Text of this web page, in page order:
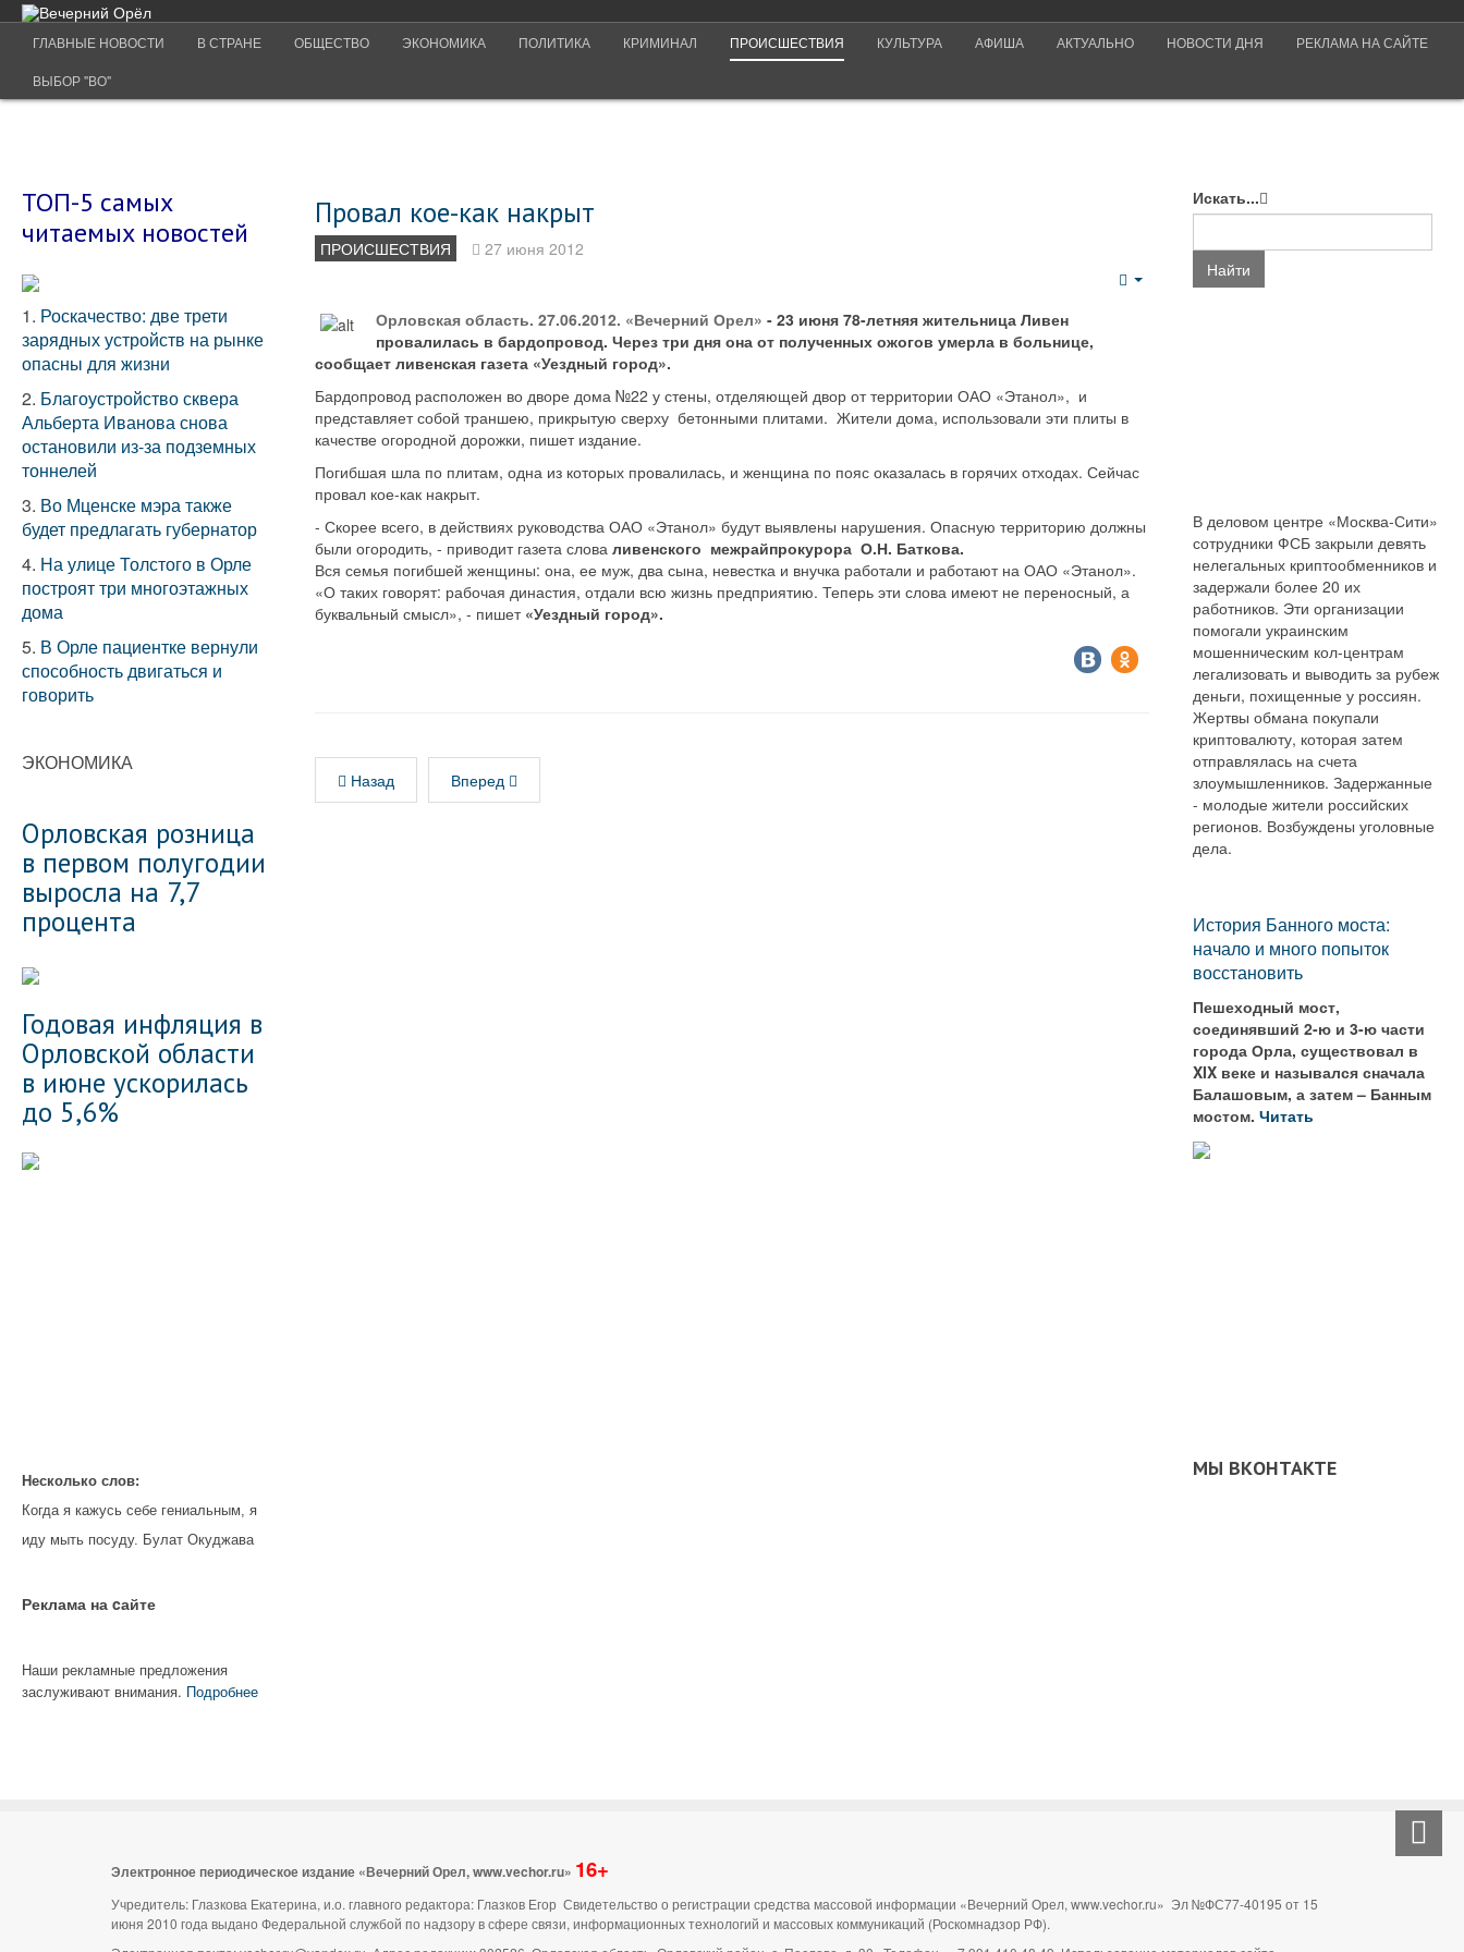
ГЛАВНЫЕ НОВОСТИ В СТРАНЕ ОБЩЕСТВО ЭКОНОМИКА ПОЛИТИКА КРИМИНАЛ ПРОИСШЕСТВИЯ КУЛЬТУРА АФИША АКТУАЛЬНО НОВОСТИ ДНЯ РЕКЛАМА НА САЙТЕ
ВЫБОР "ВО"
Провал кое-как накрыт
ПРОИСШЕСТВИЯ 27 июня 2012
Орловская область. 27.06.2012. «Вечерний Орел» - 23 июня 78-летняя жительница Ливен
провалилась в бардопровод. Через три дня она от полученных ожогов умерла в больнице,
сообщает ливенская газета «Уездный город».
Бардопровод расположен во дворе дома №22 у стены, отделяющей двор от территории ОАО «Этанол», и
представляет собой траншею, прикрытую сверху бетонными плитами. Жители дома, использовали эти плиты в
качестве огородной дорожки, пишет издание.
Погибшая шла по плитам, одна из которых провалилась, и женщина по пояс оказалась в горячих отходах. Сейчас
провал кое-как накрыт.
- Скорее всего, в действиях руководства ОАО «Этанол» будут выявлены нарушения. Опасную территорию должны
были огородить, - приводит газета слова ливенского межрайпрокурора О.Н. Баткова.
Вся семья погибшей женщины: она, ее муж, два сына, невестка и внучка работали и работают на ОАО «Этанол».
«О таких говорят: рабочая династия, отдали всю жизнь предприятию. Теперь эти слова имеют не переносный, а
буквальный смысл», - пишет «Уездный город».
Назад Вперед
ТОП-5 самых
читаемых новостей
1. Роскачество: две трети
зарядных устройств на рынке
опасны для жизни
2. Благоустройство сквера
Альберта Иванова снова
остановили из-за подземных
тоннелей
3. Во Мценске мэра также
будет предлагать губернатор
4. На улице Толстого в Орле
построят три многоэтажных
дома
5. В Орле пациентке вернули
способность двигаться и
говорить
ЭКОНОМИКА
Орловская розница
в первом полугодии
выросла на 7,7
процента
Годовая инфляция в
Орловской области
в июне ускорилась
до 5,6%
Несколько слов:
Когда я кажусь себе гениальным, я
иду мыть посуду. Булат Окуджава
Реклама на cайте
Наши рекламные предложения
заслуживают внимания. Подробнее
Искать...
Найти
В деловом центре «Москва-Сити»
сотрудники ФСБ закрыли девять
нелегальных криптообменников и
задержали более 20 их
работников. Эти организации
помогали украинским
мошенническим кол-центрам
легализовать и выводить за рубеж
деньги, похищенные у россиян.
Жертвы обмана покупали
криптовалюту, которая затем
отправлялась на счета
злоумышленников. Задержанные
- молодые жители российских
регионов. Возбуждены уголовные
дела.
История Банного моста:
начало и много попыток
восстановить
Пешеходный мост,
соединявший 2-ю и 3-ю части
города Орла, существовал в
XIX веке и назывался сначала
Балашовым, а затем – Банным
мостом.Читать
МЫ ВКОНТАКТЕ
Электронное периодическое издание «Вечерний Орел, www.vechor.ru» 16+
Учредитель: Глазкова Екатерина, и.о. главного редактора: Глазков Егор Свидетельство о регистрации средства массовой информации «Вечерний Орел, www.vechor.ru» Эл №ФС77-40195 от 15
июня 2010 года выдано Федеральной службой по надзору в сфере связи, информационных технологий и массовых коммуникаций (Роскомнадзор РФ).